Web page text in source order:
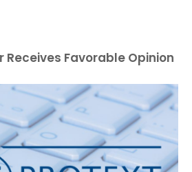
Receives Favorable Opinion